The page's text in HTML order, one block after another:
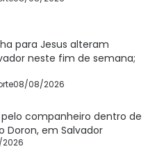
para Jesus alteram
neste fim de semana;
08/08/2026
companheiro dentro de
Doron, em Salvador